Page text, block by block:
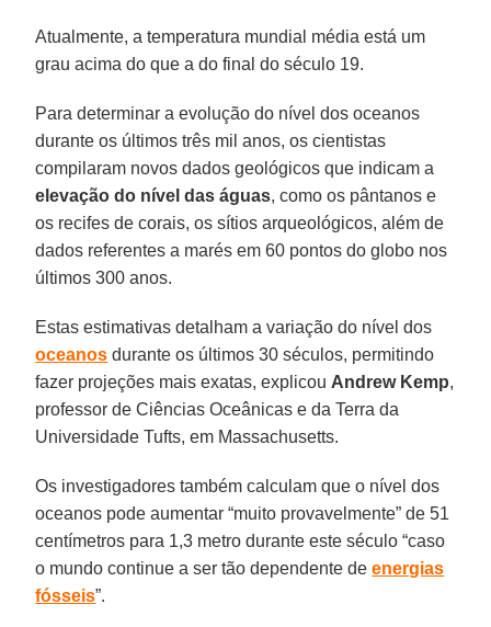
Atualmente, a temperatura mundial média está um
grau acima do que a do final do século 19.
Para determinar a evolução do nível dos oceanos
durante os últimos três mil anos, os cientistas
compilaram novos dados geológicos que indicam a
elevação do nível das águas, como os pântanos e
os recifes de corais, os sítios arqueológicos, além de
dados referentes a marés em 60 pontos do globo nos
últimos 300 anos.
Estas estimativas detalham a variação do nível dos
oceanos durante os últimos 30 séculos, permitindo
fazer projeções mais exatas, explicou Andrew Kemp,
professor de Ciências Oceânicas e da Terra da
Universidade Tufts, em Massachusetts.
Os investigadores também calculam que o nível dos
oceanos pode aumentar “muito provavelmente” de 51
centímetros para 1,3 metro durante este século “caso
o mundo continue a ser tão dependente deenergias
fósseis”.